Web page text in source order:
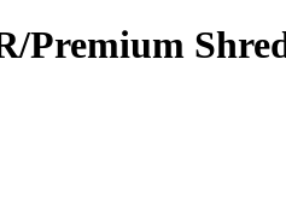
Premium